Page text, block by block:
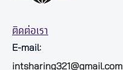
ติดต่อเรา
E-mail:
intsharing321@gmail.com